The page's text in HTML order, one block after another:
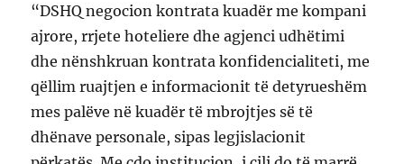
“DSHQ negocion kontrata kuadër me kompani
ajrore, rrjete hoteliere dhe agjenci udhëtimi
dhe nënshkruan kontrata konfidencialiteti, me
qëllim ruajtjen e informacionit të detyrueshëm
mes palëve në kuadër të mbrojtjes së të
dhënave personale, sipas legjislacionit